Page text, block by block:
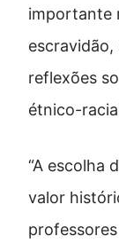
importante
reflexões
étnico-
“A escolha
valor